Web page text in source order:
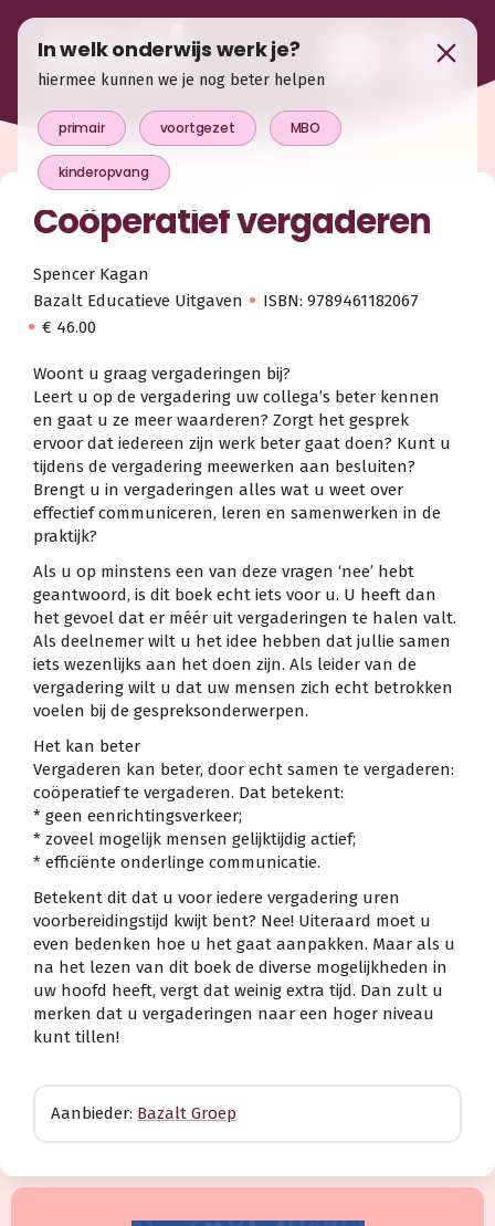
Coöperatief vergaderen
Spencer Kagan
Bazalt Educatieve Uitgaven
ISBN: 9789461182067
€ 46.00
Woont u graag vergaderingen bij?
Leert u op de vergadering uw collega’s beter kennen
en gaat u ze meer waarderen? Zorgt het gesprek
ervoor dat iedereen zijn werk beter gaat doen? Kunt u
tijdens de vergadering meewerken aan besluiten?
Brengt u in vergaderingen alles wat u weet over
effectief communiceren, leren en samenwerken in de
praktijk?
Als u op minstens een van deze vragen ‘nee’ hebt
geantwoord, is dit boek echt iets voor u. U heeft dan
het gevoel dat er méér uit vergaderingen te halen valt.
Als deelnemer wilt u het idee hebben dat jullie samen
iets wezenlijks aan het doen zijn. Als leider van de
vergadering wilt u dat uw mensen zich echt betrokken
voelen bij de gespreksonderwerpen.
Het kan beter
Vergaderen kan beter, door echt samen te vergaderen:
coöperatief te vergaderen. Dat betekent:
* geen eenrichtingsverkeer;
* zoveel mogelijk mensen gelijktijdig actief;
* efficiënte onderlinge communicatie.
Betekent dit dat u voor iedere vergadering uren
voorbereidingstijd kwijt bent? Nee! Uiteraard moet u
even bedenken hoe u het gaat aanpakken. Maar als u
na het lezen van dit boek de diverse mogelijkheden in
uw hoofd heeft, vergt dat weinig extra tijd. Dan zult u
merken dat u vergaderingen naar een hoger niveau
kunt tillen!
Aanbieder: Bazalt Groep
In welk onderwijs werk je?
hiermee kunnen we je nog beter helpen
primair voortgezet MBO
kinderopvang